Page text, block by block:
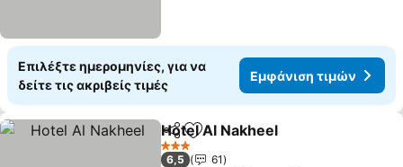
Επιλέξτε ημερομηνίες, για να
δείτε τις ακριβείς τιμές
Εμφάνιση τιμών
Κοινοποίηση
Προσθήκη στα αγαπημένα
Hotel Al Nakheel
3 Αστέρια
6,5
61